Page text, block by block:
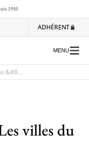
1910
ADHÉRENT
MENU
&#8...
villes du